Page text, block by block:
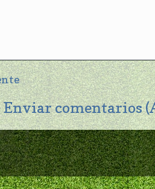
Enviar comentarios